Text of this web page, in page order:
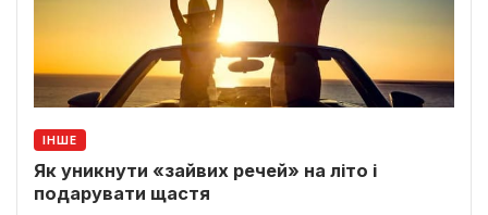
ІНШЕ
Як уникнути «зайвих речей» на літо і
подарувати щастя